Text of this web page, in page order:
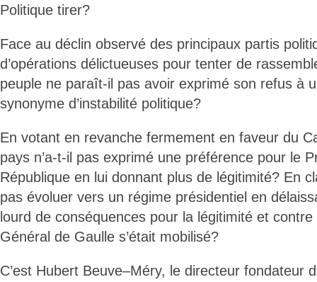
Politique tirer?
Face au déclin observé des principaux partis
d’opérations délictueuses pour tenter de
peuple ne paraît-il pas avoir exprimé son refus à
synonyme d’instabilité politique?
En votant en revanche fermement en faveur du
pays n’a-t-il pas exprimé une préférence pour le
République en lui donnant plus de légitimité? En
pas évoluer vers un régime présidentiel en
lourd de conséquences pour la légitimité et
Général de Gaulle s’était mobilisé?
C’est Hubert Beuve–Méry, le directeur fondateur